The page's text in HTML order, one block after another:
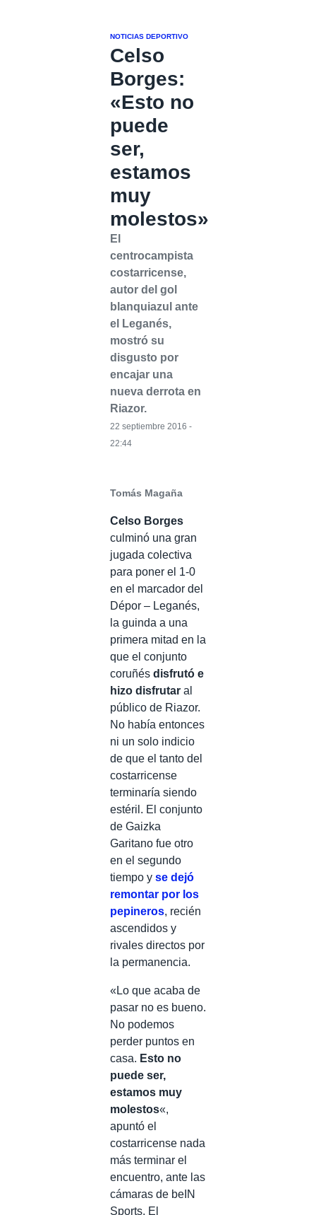
NOTICIAS DEPORTIVO
Celso
Borges:
«Esto no
puede
ser,
estamos
muy
molestos»
El
centrocampista
costarricense,
autor del gol
blanquiazul ante
el Leganés,
mostró su
disgusto por
encajar una
nueva derrota en
Riazor.
Tomás Magaña
22 septiembre 2016 -
22:44
Celso Borges
culminó una gran
jugada colectiva
para poner el 1-0
en el marcador del
Dépor – Leganés,
la guinda a una
primera mitad en la
que el conjunto
coruñés disfrutó e
hizo disfrutar al
público de Riazor.
No había entonces
ni un solo indicio
de que el tanto del
costarricense
terminaría siendo
estéril. El conjunto
de Gaizka
Garitano fue otro
en el segundo
tiempo y se dejó
remontar por los
pepineros, recién
ascendidos y
rivales directos por
la permanencia.
«Lo que acaba de
pasar no es bueno.
No podemos
perder puntos en
casa. Esto no
puede ser,
estamos muy
molestos«,
apuntó el
costarricense nada
más terminar el
encuentro, ante las
cámaras de beIN
Sports. El